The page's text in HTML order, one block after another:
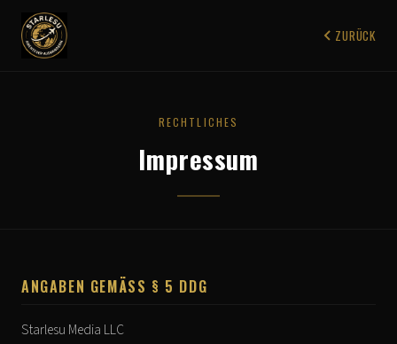
ZURÜCK
RECHTLICHES
Impressum
ANGABEN GEMÄSS § 5 DDG
Starlesu Media LLC